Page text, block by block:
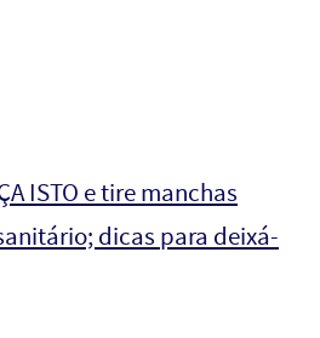
ISTO e tire manchas
dicas para deixá-